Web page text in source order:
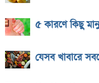
৫ কারণে কিছু
যেসব খাবারে